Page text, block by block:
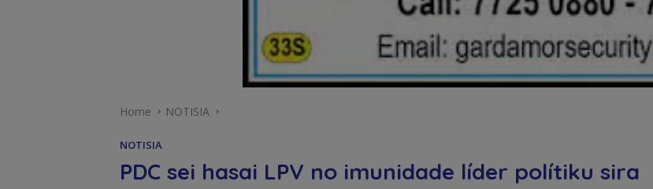
Home NOTISIA
NOTISIA
PDC sei hasai LPV no imunidade líder polítiku sira